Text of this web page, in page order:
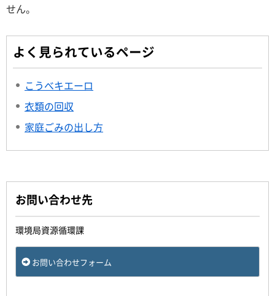
せん。
よく見られているページ
こうべキエーロ
衣類の回収
家庭ごみの出し方
お問い合わせ先
環境局資源循環課
お問い合わせフォーム